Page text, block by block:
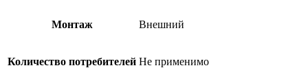
Монтаж Внешний
Количество потребителей Не применимо